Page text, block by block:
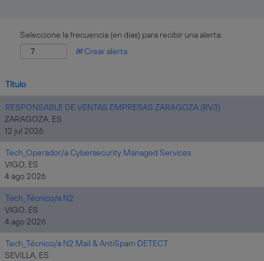
Seleccione la frecuencia (en días) para recibir una alerta:
Crear alerta
Título
RESPONSABLE DE VENTAS EMPRESAS ZARAGOZA (RV3)
ZARAGOZA, ES
12 jul 2026
Tech_Operador/a Cybersecurity Managed Services
VIGO, ES
4 ago 2026
Tech_Técnico/a N2
VIGO, ES
4 ago 2026
Tech_Técnico/a N2 Mail & AntiSpam DETECT
SEVILLA, ES